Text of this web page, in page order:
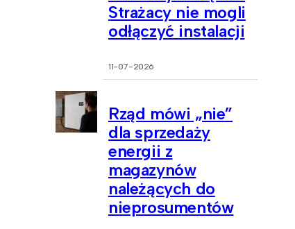
Strażacy nie mogli
odłączyć instalacji
11-07-2026
Rząd mówi „nie”
dla sprzedaży
energii z
magazynów
należących do
nieprosumentów